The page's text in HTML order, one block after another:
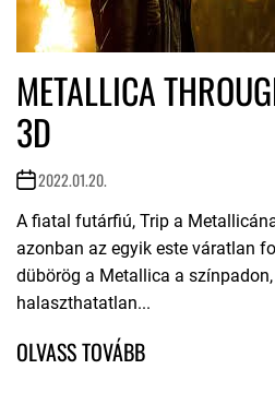
METALLICA
3D
2022.01.20.
A fiatal futárfiú, Trip a
azonban az egyik este váratlan
dübörög a Metallica a
halaszthatatlan...